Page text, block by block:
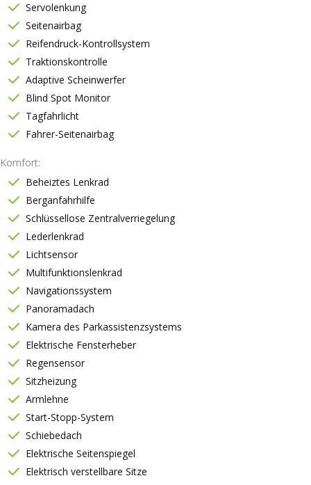
Servolenkung
Seitenairbag
Reifendruck-Kontrollsystem
Traktionskontrolle
Adaptive Scheinwerfer
Blind Spot Monitor
Tagfahrlicht
Fahrer-Seitenairbag
Komfort
Beheiztes Lenkrad
Berganfahrhilfe
Schlüssellose Zentralverriegelung
Lederlenkrad
Lichtsensor
Multifunktionslenkrad
Navigationssystem
Panoramadach
Kamera des Parkassistenzsystems
Elektrische Fensterheber
Regensensor
Sitzheizung
Armlehne
Start-Stopp-System
Schiebedach
Elektrische Seitenspiegel
Elektrisch verstellbare Sitze